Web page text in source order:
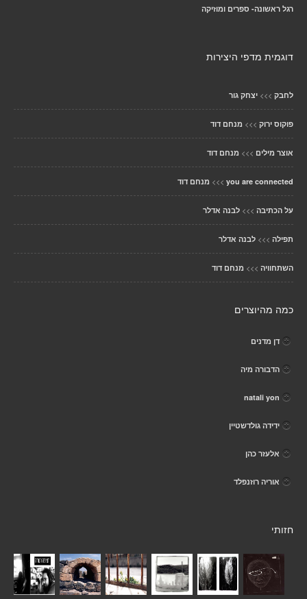
רגל ראשונה- ספרים ומוזיקה
דוגמית מדפי היצירות
לחבק >>> יצחק גור
פוקוס ירוק >>> מנחם דוד
אוצר מילים >>> מנחם דוד
you are connected
>>> מנחם דוד
על הכתיבה >>> לבנה אדלר
תפילה >>> לבנה אדלר
השתחוויה >>> מנחם דוד
כמה מהיוצרים
דן מדנים
הדבורה מיה
natali yon
ידידה גולדשטיין
אלעזר כהן
אוריה רוזנפלד
חזותי